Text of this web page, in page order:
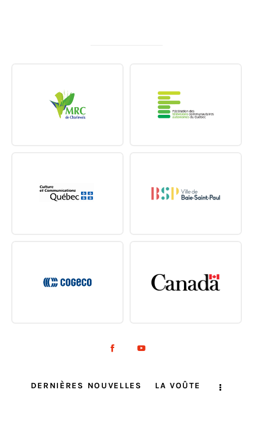
DERNIÈRES NOUVELLES LA VOÛTE